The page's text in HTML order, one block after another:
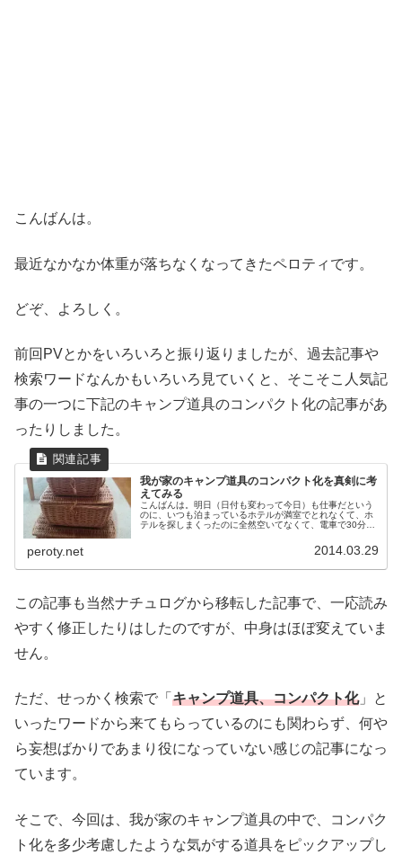
こんばんは。
最近なかなか体重が落ちなくなってきたペロティです。
どぞ、よろしく。
前回PVとかをいろいろと振り返りましたが、過去記事や
検索ワードなんかもいろいろ見ていくと、そこそこ人気記
事の一つに下記のキャンプ道具のコンパクト化の記事があ
ったりしました。
我が家のキャンプ道具のコンパクト化を真剣に考
えてみる
こんばんは。明日（日付も変わって今日）も仕事だという
のに、いつも泊まっているホテルが満室でとれなくて、ホ
テルを探しまくったのに全然空いてなくて、電車で30分も
peroty.net 2014.03.29
この記事も当然ナチュログから移転した記事で、一応読み
やすく修正したりはしたのですが、中身はほぼ変えていま
せん。
ただ、せっかく検索で「 キャンプ道具、コンパクト化」と
いったワードから来てもらっているのにも関わらず、何や
ら妄想ばかりであまり役になっていない感じの記事になっ
ています。
そこで、今回は、我が家のキャンプ道具の中で、コンパク
ト化を多少考慮したような気がする道具をピックアップし